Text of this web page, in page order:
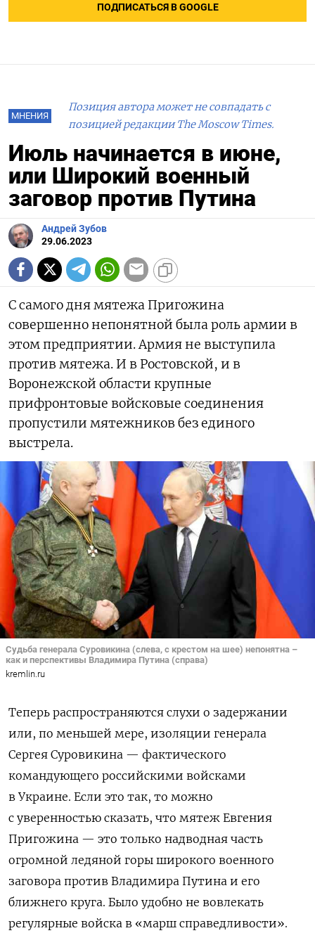
ПОДПИСАТЬСЯ В GOOGLE
МНЕНИЯ
Позиция автора может не совпадать с
позицией редакции The Moscow Times.
Июль начинается в июне,
или Широкий военный
заговор против Путина
Андрей Зубов
29.06.2023
С самого дня мятежа Пригожина
совершенно непонятной была роль армии в
этом предприятии. Армия не выступила
против мятежа. И в Ростовской, и в
Воронежской области крупные
прифронтовые войсковые соединения
пропустили мятежников без единого
выстрела.
Судьба генерала Суровикина (слева, с крестом на шее) непонятна –
как и перспективы Владимира Путина (справа)
kremlin.ru
Теперь распространяются слухи о задержании
или, по меньшей мере, изоляции генерала
Сергея Суровикина — фактического
командующего российскими войсками
в Украине. Если это так, то можно
с уверенностью сказать, что мятеж Евгения
Пригожина — это только надводная часть
огромной ледяной горы широкого военного
заговора против Владимира Путина и его
ближнего круга. Было удобно не вовлекать
регулярные войска в «марш справедливости».